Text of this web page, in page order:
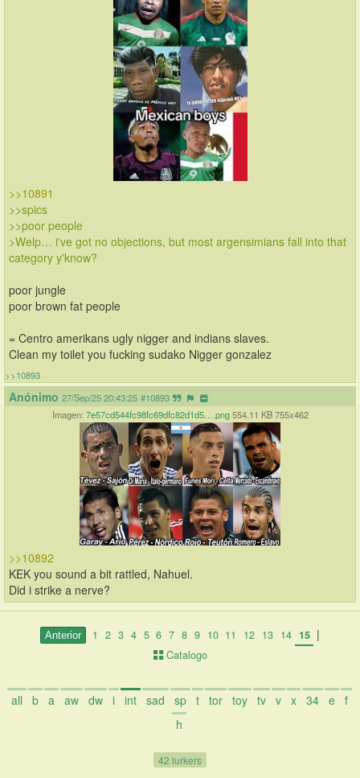
>>10891
>>spics
>>poor people
>Welp… i've got no objections, but most argensimians fall into that
category y'know?
poor jungle
poor brown fat people
= Centro amerikans ugly nigger and indians slaves.
Clean my toilet you fucking sudako Nigger gonzalez
>>10893
Anónimo 27/Sep/25 20:43:25 #10893
Imagen: 7e57cd544fc98fc69dfc82d1d5….png 554.11 KB 755x462
>>10892
KEK you sound a bit rattled, Nahuel.
Did i strike a nerve?
1 2 3 4 5 6 7 8 9 10 11 12 13 14 15 |
Catalogo
all b a aw dw i int sad sp t tor toy tv v x 34 e
f
h
42 lurkers